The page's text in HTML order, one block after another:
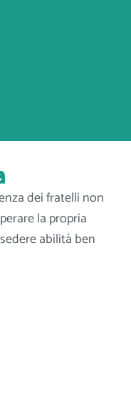
dei fratelli non
la propria
abilità ben